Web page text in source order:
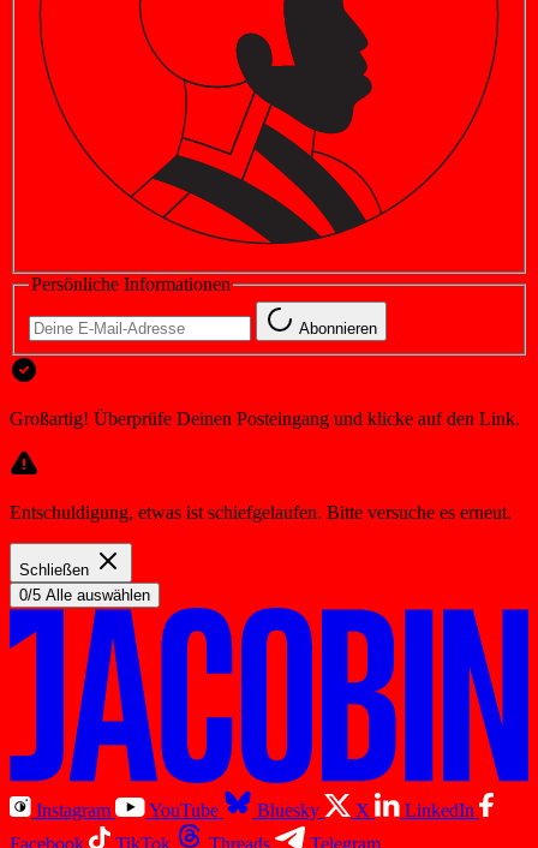
Persönliche Informationen
Abonnieren
Großartig! Überprüfe Deinen Posteingang und klicke auf den Link.
Entschuldigung, etwas ist schiefgelaufen. Bitte versuche es erneut.
Schließen
0/5 Alle auswählen
Instagram YouTube Bluesky X
LinkedIn